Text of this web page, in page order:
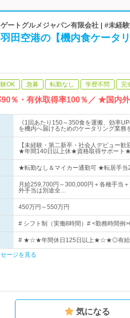
ゲートグルメジャパン有限会社 | #未経
羽田空港の【機内食ケータ
OK 急募 転勤なし 学歴不問 完
90％・有休取得率100％／ ★国内
《1回あたり150～350食を運搬、効率
を機内へ届けるためのケータリング業務
【未経験・第二新卒・社会人デビュー
★年間140日以上休★資格取得サポート
★転勤なし＆マイカー通勤可 ★転居手当
月給259,700円～300,000円＋各種手当
外手当は別途全…
450万円～550万円
# シフト制（実働8時間）# <勤務時間
# ★☆★年間休日125日以上★☆★◎有給
ージを見る
気になる